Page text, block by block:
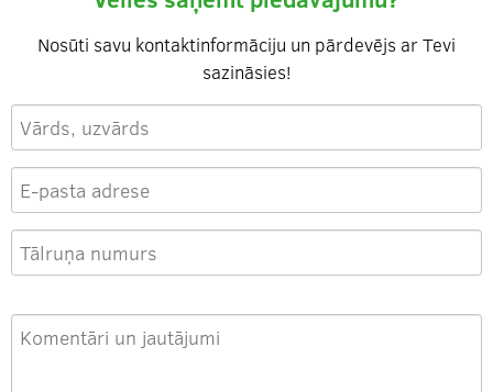
Nosūti savu kontaktinformāciju un pārdevējs ar Tevi
sazināsies!